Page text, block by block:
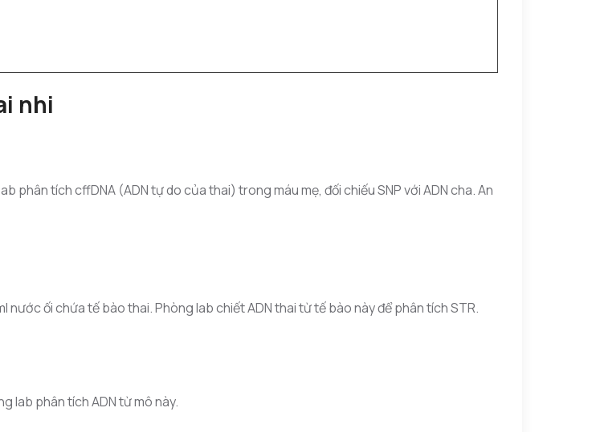
nhi
phân tích cffDNA (ADN tự do của thai) trong máu mẹ, đối chiếu SNP với ADN cha. An
nước ối chứa tế bào thai. Phòng lab chiết ADN thai từ tế bào này để phân tích STR.
lab phân tích ADN từ mô này.